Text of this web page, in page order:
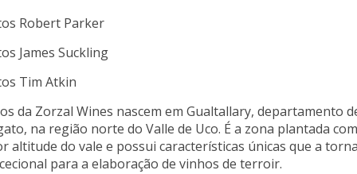
Robert Parker
James Suckling
Tim Atkin
da Zorzal Wines nascem em Gualtallary, departamento
na região norte do Valle de Uco. É a zona plantada
altitude do vale e possui características únicas que a
para a elaboração de vinhos de terroir.